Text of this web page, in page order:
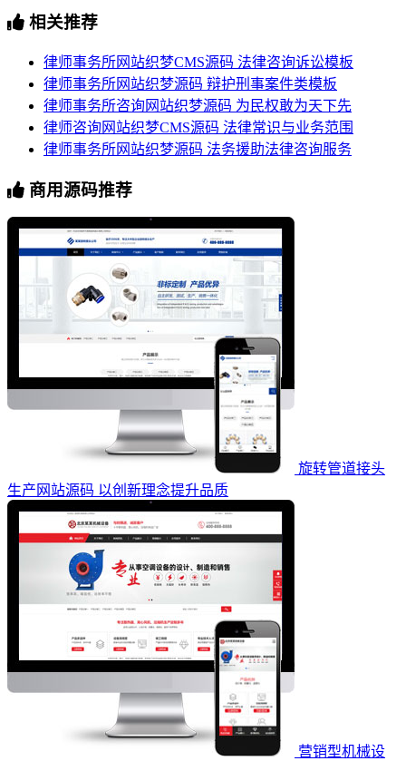
相关推荐
律师事务所网站织梦CMS源码 法律咨询诉讼模板
律师事务所网站织梦源码 辩护刑事案件类模板
律师事务所咨询网站织梦源码 为民权敢为天下先
律师咨询网站织梦CMS源码 法律常识与业务范围
律师事务所网站织梦源码 法务援助法律咨询服务
商用源码推荐
旋转管道接头
生产网站源码 以创新理念提升品质
营销型机械设